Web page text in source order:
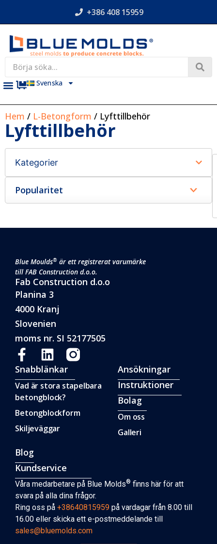
+386 408 15959
Svenska
Hem / L-Betongform / Lyfttillbehör
Lyfttillbehör
Kategorier
Blue Moulds® är ett registrerat varumärke
till FAB Construction d.o.o.
Fab Construction d.o.o
Planina 3
4000 Kranj
Slovenien
moms nr. SI 52177505
Snabblänkar
Vad är stora stapelbara
betongblock?
Betongblockform
Skiljeväggar
Ansökningar
Instruktioner
Bolag
Om oss
Galleri
Blog
Kundservice
Våra medarbetare på Blue Molds® finns här för att
svara på alla dina frågor.
Ring oss på+38640815959 på vardagar från 8.00 till
16.00 eller skicka ett e-postmeddelande till
sales@bluemolds.com